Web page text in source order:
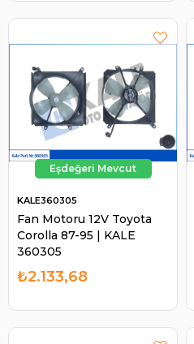
Fan Motoru 12V Toyota
Corolla 87-95 | KALE
360305
KALE360305
₺2.133,68